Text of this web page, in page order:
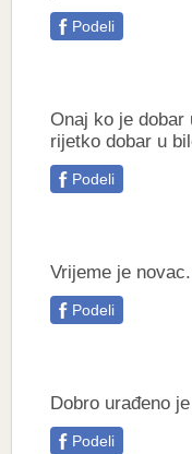
Podeli
Onaj ko je dobar
rijetko dobar u
Podeli
Vrijeme je novac.
Podeli
Dobro urađeno
Podeli